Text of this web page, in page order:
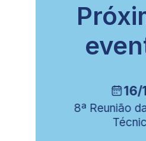
16/
8ª Reunião